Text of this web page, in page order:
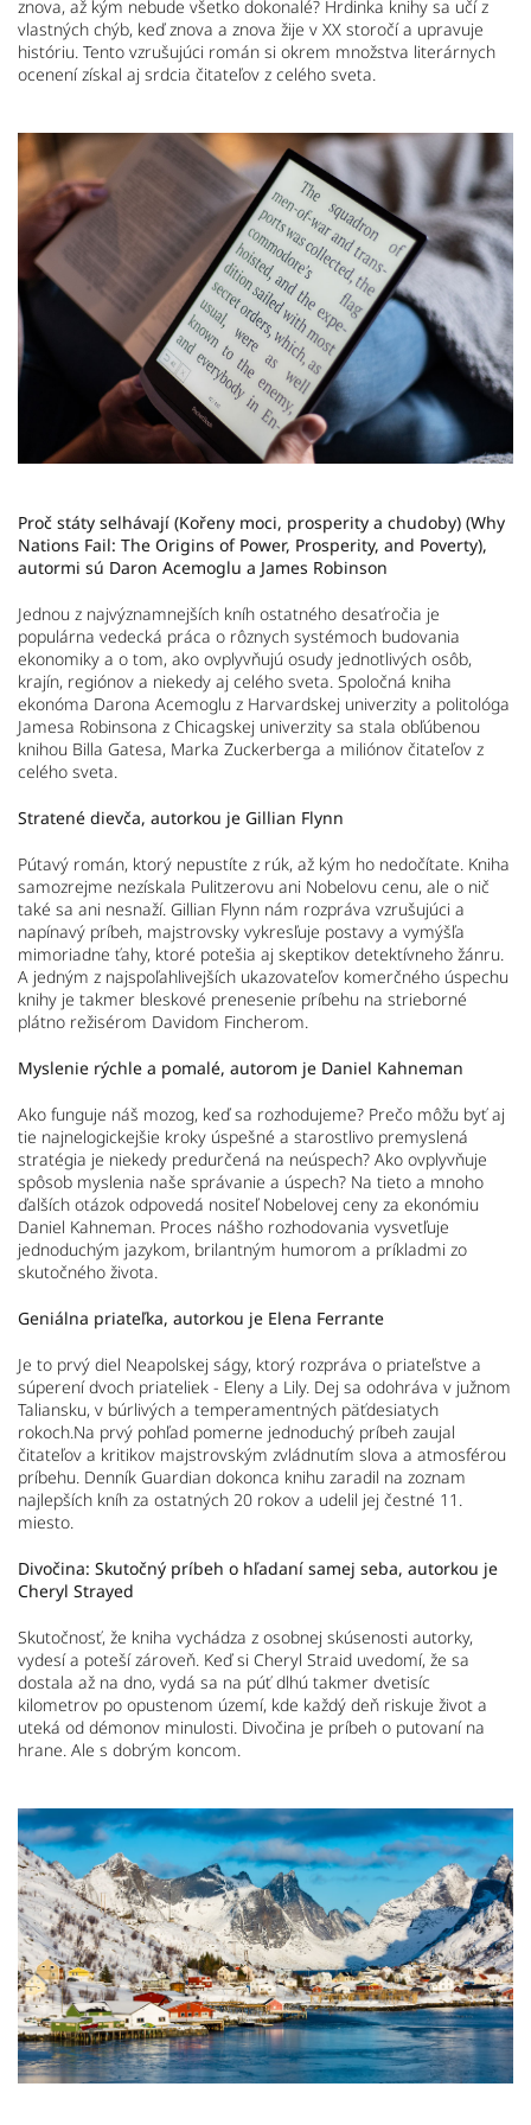
znova, až kým nebude všetko dokonalé? Hrdinka knihy sa učí z
vlastných chýb, keď znova a znova žije v XX storočí a upravuje
históriu. Tento vzrušujúci román si okrem množstva literárnych
ocenení získal aj srdcia čitateľov z celého sveta.
Proč státy selhávají (Kořeny moci, prosperity a chudoby) (Why
Nations Fail: The Origins of Power, Prosperity, and Poverty),
autormi sú Daron Acemoglu a James Robinson
Jednou z najvýznamnejších kníh ostatného desaťročia je
populárna vedecká práca o rôznych systémoch budovania
ekonomiky a o tom, ako ovplyvňujú osudy jednotlivých osôb,
krajín, regiónov a niekedy aj celého sveta. Spoločná kniha
ekonóma Darona Acemoglu z Harvardskej univerzity a politológa
Jamesa Robinsona z Chicagskej univerzity sa stala obľúbenou
knihou Billa Gatesa, Marka Zuckerberga a miliónov čitateľov z
celého sveta.
Stratené dievča, autorkou je Gillian Flynn
Pútavý román, ktorý nepustíte z rúk, až kým ho nedočítate. Kniha
samozrejme nezískala Pulitzerovu ani Nobelovu cenu, ale o nič
také sa ani nesnaží. Gillian Flynn nám rozpráva vzrušujúci a
napínavý príbeh, majstrovsky vykresľuje postavy a vymýšľa
mimoriadne ťahy, ktoré potešia aj skeptikov detektívneho žánru.
A jedným z najspoľahlivejších ukazovateľov komerčného úspechu
knihy je takmer bleskové prenesenie príbehu na strieborné
plátno režisérom Davidom Fincherom.
Myslenie rýchle a pomalé, autorom je Daniel Kahneman
Ako funguje náš mozog, keď sa rozhodujeme? Prečo môžu byť aj
tie najnelogickejšie kroky úspešné a starostlivo premyslená
stratégia je niekedy predurčená na neúspech? Ako ovplyvňuje
spôsob myslenia naše správanie a úspech? Na tieto a mnoho
ďalších otázok odpovedá nositeľ Nobelovej ceny za ekonómiu
Daniel Kahneman. Proces nášho rozhodovania vysvetľuje
jednoduchým jazykom, brilantným humorom a príkladmi zo
skutočného života.
Geniálna priateľka, autorkou je Elena Ferrante
Je to prvý diel Neapolskej ságy, ktorý rozpráva o priateľstve a
súperení dvoch priateliek - Eleny a Lily. Dej sa odohráva v južnom
Taliansku, v búrlivých a temperamentných päťdesiatych
rokoch.Na prvý pohľad pomerne jednoduchý príbeh zaujal
čitateľov a kritikov majstrovským zvládnutím slova a atmosférou
príbehu. Denník Guardian dokonca knihu zaradil na zoznam
najlepších kníh za ostatných 20 rokov a udelil jej čestné 11.
miesto.
Divočina: Skutočný príbeh o hľadaní samej seba, autorkou je
Cheryl Strayed
Skutočnosť, že kniha vychádza z osobnej skúsenosti autorky,
vydesí a poteší zároveň. Keď si Cheryl Straid uvedomí, že sa
dostala až na dno, vydá sa na púť dlhú takmer dvetisíc
kilometrov po opustenom území, kde každý deň riskuje život a
uteká od démonov minulosti. Divočina je príbeh o putovaní na
hrane. Ale s dobrým koncom.